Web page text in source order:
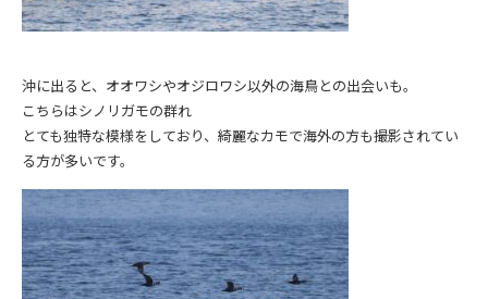
沖に出ると、オオワシやオジロワシ以外の海鳥との出会いも。
こちらはシノリガモの群れ
とても独特な模様をしており、綺麗なカモで海外の方も撮影されてい
る方が多いです。